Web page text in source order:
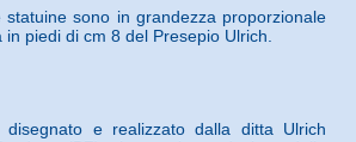
sono in grandezza proporzionale
piedi di cm 8 del Presepio Ulrich.
e realizzato dalla ditta Ulrich